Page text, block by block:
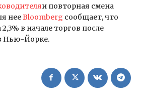
и повторная смена
нееBloomberg сообщает, что
в начале торгов после
Нью-Йорке.